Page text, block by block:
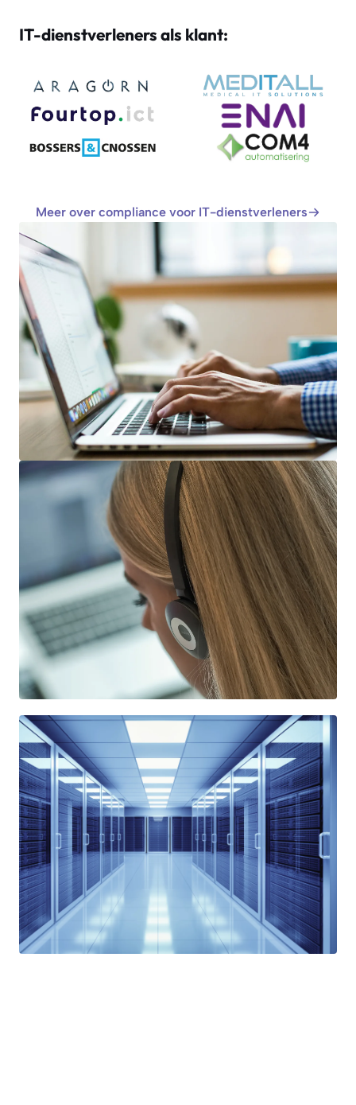
IT-dienstverleners als klant:
Meer over compliance voor IT-dienstverleners